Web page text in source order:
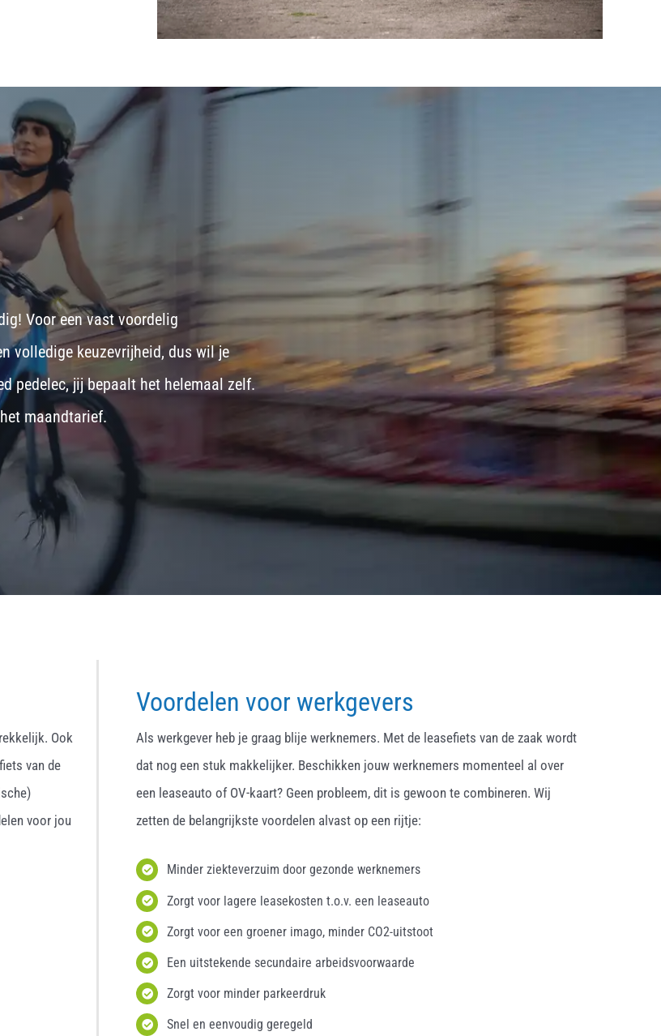
Voor een vast voordelig
volledige keuzevrijheid, dus wil je
pedelec, jij bepaalt het helemaal zelf.
maandtarief.
Ook
van de
voor jou
Voordelen voor werkgevers
Als werkgever heb je graag blije werknemers. Met de leasefiets van de zaak wordt
dat nog een stuk makkelijker. Beschikken jouw werknemers momenteel al over
een leaseauto of OV-kaart? Geen probleem, dit is gewoon te combineren. Wij
zetten de belangrijkste voordelen alvast op een rijtje:
Minder ziekteverzuim door gezonde werknemers
Zorgt voor lagere leasekosten t.o.v. een leaseauto
Zorgt voor een groener imago, minder CO2-uitstoot
Een uitstekende secundaire arbeidsvoorwaarde
Zorgt voor minder parkeerdruk
Snel en eenvoudig geregeld